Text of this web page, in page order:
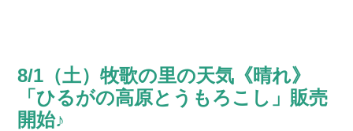
8/1（土）牧歌の里の天気《晴れ》
「ひるがの高原とうもろこし」販売
開始♪